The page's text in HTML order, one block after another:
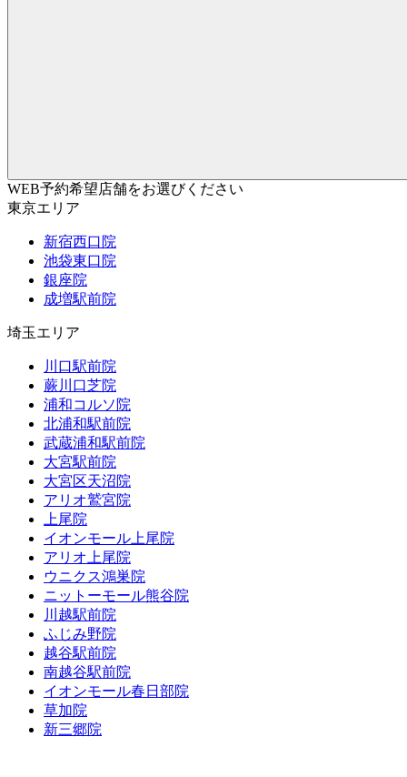
WEB予約希望店舗をお選びください
東京エリア
新宿西口院
池袋東口院
銀座院
成増駅前院
埼玉エリア
川口駅前院
蕨川口芝院
浦和コルソ院
北浦和駅前院
武蔵浦和駅前院
大宮駅前院
大宮区天沼院
アリオ鷲宮院
上尾院
イオンモール上尾院
アリオ上尾院
ウニクス鴻巣院
ニットーモール熊谷院
川越駅前院
ふじみ野院
越谷駅前院
南越谷駅前院
イオンモール春日部院
草加院
新三郷院